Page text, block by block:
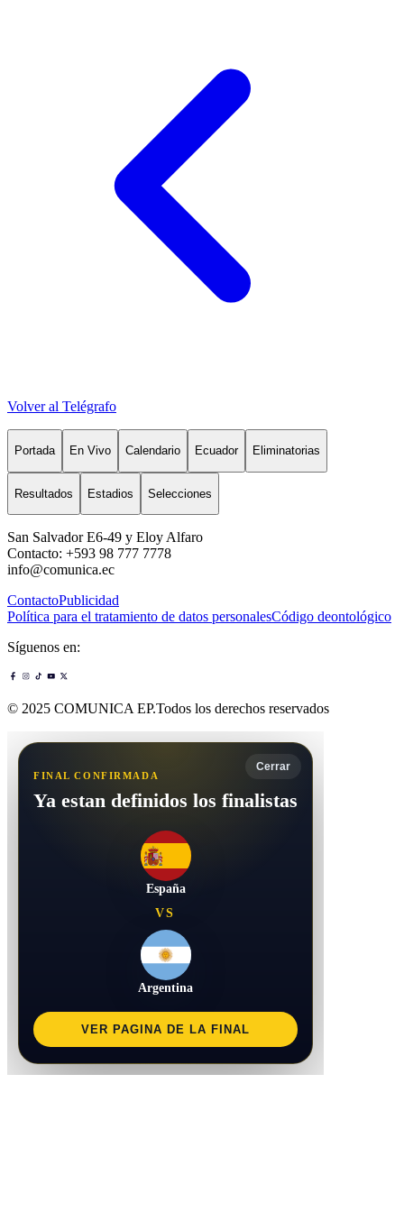
Volver al Telégrafo
Portada En Vivo Calendario Ecuador Eliminatorias
Resultados Estadios Selecciones
San Salvador E6-49 y Eloy Alfaro
Contacto: +593 98 777 7778
info@comunica.ec
ContactoPublicidad
Política para el tratamiento de datos personalesCódigo deontológico
Síguenos en:
© 2025 COMUNICA EP.Todos los derechos reservados
Cerrar
FINAL CONFIRMADA
Ya estan definidos los finalistas
España
VS
Argentina
VER PAGINA DE LA FINAL